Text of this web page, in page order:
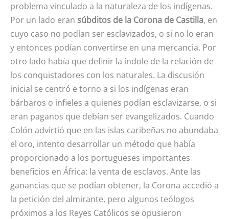
problema vinculado a la naturaleza de los indígenas.
Por un lado eran súbditos de la Corona de Castilla, en
cuyo caso no podían ser esclavizados, o si no lo eran
y entonces podían convertirse en una mercancia. Por
otro lado había que definir la índole de la relación de
los conquistadores con los naturales. La discusión
inicial se centró e torno a si los indígenas eran
bárbaros o infieles a quienes podían esclavizarse, o si
eran paganos que debían ser evangelizados. Cuando
Colón advirtió que en las islas caribeñas no abundaba
el oro, intento desarrollar un método que había
proporcionado a los portugueses importantes
beneficios en África: la venta de esclavos. Ante las
ganancias que se podían obtener, la Corona accedió a
la petición del almirante, pero algunos teólogos
próximos a los Reyes Católicos se opusieron